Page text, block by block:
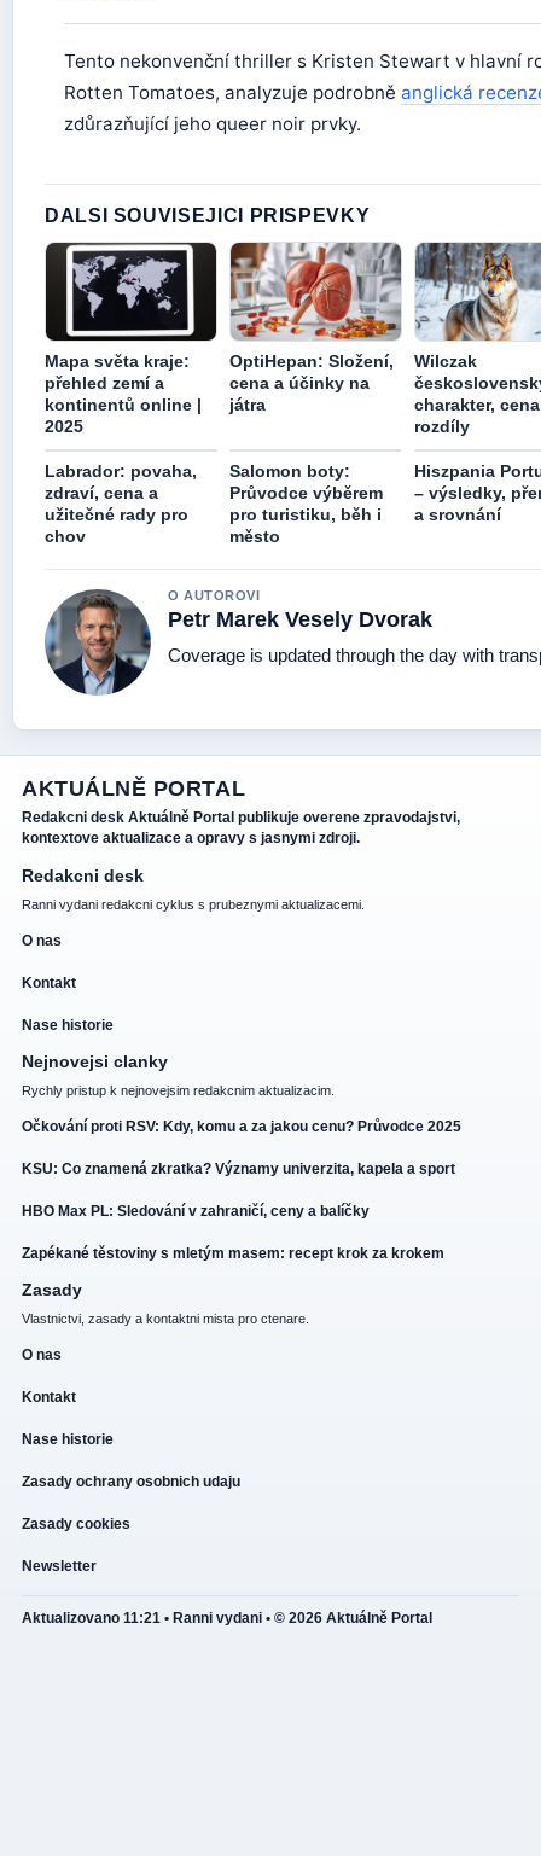
Tento nekonvenční thriller s Kristen Stewart v hlavní
Rotten Tomatoes, analyzuje podrobně anglická
zdůrazňující jeho queer noir prvky.
DALSI SOUVISEJICI PRISPEVKY
Mapa světa kraje:
přehled zemí a
kontinentů online |
2025
OptiHepan: Složení,
cena a účinky na
játra
Wilczak
charakter,
rozdíly
Labrador: povaha,
zdraví, cena a
užitečné rady pro
chov
Salomon boty:
Průvodce výběrem
pro turistiku, běh i
město
Hiszpania
– výsledky,
a srovnání
O AUTOROVI
Petr Marek Vesely Dvorak
Coverage is updated through the day with
AKTUÁLNĚ PORTAL
Redakcni desk Aktuálně Portal publikuje overene zpravodajstvi,
kontextove aktualizace a opravy s jasnymi zdroji.
Redakcni desk
Ranni vydani redakcni cyklus s prubeznymi aktualizacemi.
O nas
Kontakt
Nase historie
Nejnovejsi clanky
Rychly pristup k nejnovejsim redakcnim aktualizacim.
Očkování proti RSV: Kdy, komu a za jakou cenu? Průvodce 2025
KSU: Co znamená zkratka? Významy univerzita, kapela a sport
HBO Max PL: Sledování v zahraničí, ceny a balíčky
Zapékané těstoviny s mletým masem: recept krok za krokem
Zasady
Vlastnictvi, zasady a kontaktni mista pro ctenare.
O nas
Kontakt
Nase historie
Zasady ochrany osobnich udaju
Zasady cookies
Newsletter
Aktualizovano 11:21 • Ranni vydani • © 2026 Aktuálně Portal